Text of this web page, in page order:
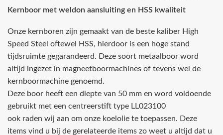
Kernboor met weldon aansluiting en HSS kwaliteit
Onze kernboren zijn gemaakt van de beste kaliber High
Speed Steel oftewel HSS, hierdoor is een hoge stand
tijdsruimte gegarandeerd. Deze soort metaalboor word
altijd ingezet in magneetboormachines of tevens wel de
kernboormachine genoemd.
Deze boor heeft een diepte van 50 mm en word voldoende
gebruikt met een centreerstift type LL023100
ook raden wij aan om onze koelolie te toepassen. Deze
items vind u bij de gerelateerde items zo weet u altijd dat u